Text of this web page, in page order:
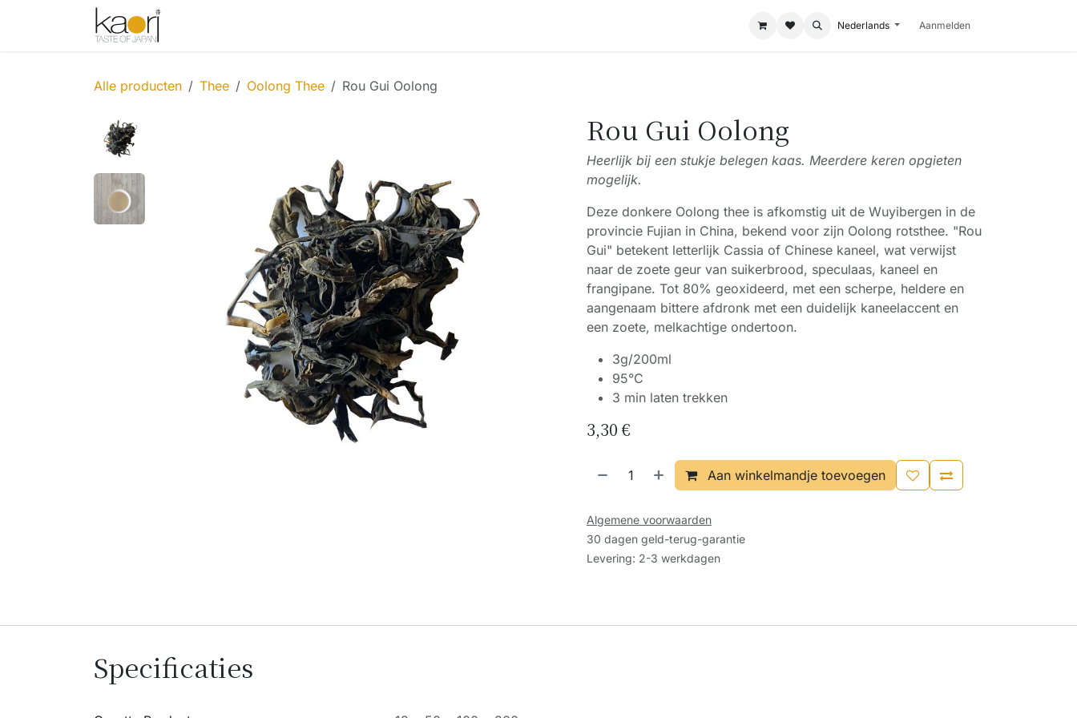
Overslaan naar inhoud
Nederlands Aanmelden
Alle producten Thee Oolong Thee Rou Gui Oolong
Rou Gui Oolong
Heerlijk bij een stukje belegen kaas. Meerdere keren opgieten
mogelijk.
Deze donkere Oolong thee is afkomstig uit de Wuyibergen in de
provincie Fujian in China, bekend voor zijn Oolong rotsthee. "Rou
Gui" betekent letterlijk Cassia of Chinese kaneel, wat verwijst
naar de zoete geur van suikerbrood, speculaas, kaneel en
frangipane. Tot 80% geoxideerd, met een scherpe, heldere en
aangenaam bittere afdronk met een duidelijk kaneelaccent en
een zoete, melkachtige ondertoon.
3g/200ml
95°C
3 min laten trekken
3,30€
Aan winkelmandje toevoegen
Algemene voorwaarden
30 dagen geld-terug-garantie
Levering: 2-3 werkdagen
Specificaties